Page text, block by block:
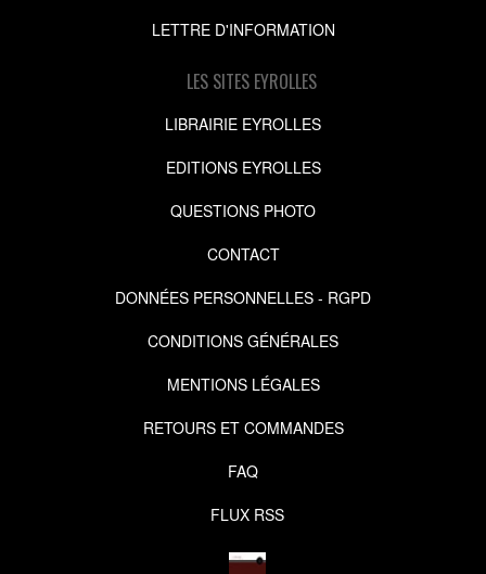
LETTRE D'INFORMATION
LES SITES EYROLLES
LIBRAIRIE EYROLLES
EDITIONS EYROLLES
QUESTIONS PHOTO
CONTACT
DONNÉES PERSONNELLES - RGPD
CONDITIONS GÉNÉRALES
MENTIONS LÉGALES
RETOURS ET COMMANDES
FAQ
FLUX RSS